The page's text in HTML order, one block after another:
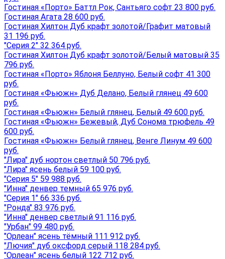
Гостиная «Порто» Баттл Рок, Сантьяго софт 23 800 руб.
Гостиная Агата 28 600 руб.
Гостиная Хилтон Дуб крафт золотой/Графит матовый
31 196 руб.
"Серия 2" 32 364 руб.
Гостиная Хилтон Дуб крафт золотой/Белый матовый 35
796 руб.
Гостиная «Порто» Яблоня Беллуно, Белый софт 41 300
руб.
Гостиная «Фьюжн» Дуб Делано, Белый глянец 49 600
руб.
Гостиная «Фьюжн» Белый глянец, Белый 49 600 руб.
Гостиная «Фьюжн» Бежевый, Дуб Сонома трюфель 49
600 руб.
Гостиная «Фьюжн» Белый глянец, Венге Линум 49 600
руб.
"Лира" дуб нортон светлый 50 796 руб.
"Лира" ясень белый 59 100 руб.
"Серия 5" 59 988 руб.
"Инна" денвер темный 65 976 руб.
"Серия 1" 66 336 руб.
"Ронда" 83 976 руб.
"Инна" денвер светлый 91 116 руб.
"Урбан" 99 480 руб.
"Орлеан" ясень тёмный 111 912 руб.
"Лючия" дуб оксфорд серый 118 284 руб.
"Орлеан" ясень белый 122 712 руб.